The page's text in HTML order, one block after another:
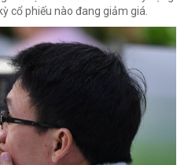
cổ phiếu nào đang giảm giá.